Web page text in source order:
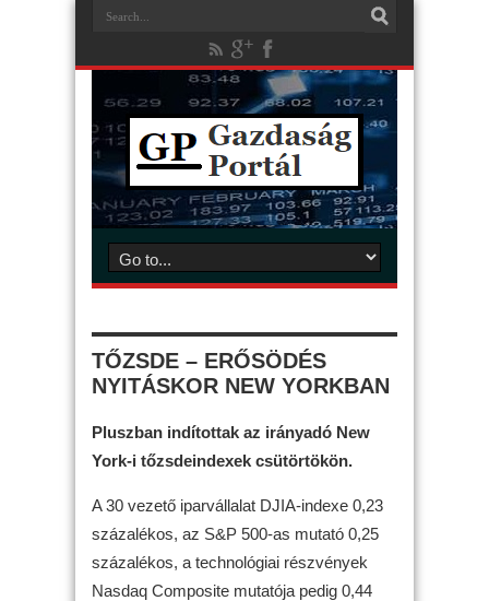
TŐZSDE – ERŐSÖDÉS
NYITÁSKOR NEW YORKBAN
Pluszban indítottak az irányadó New
York-i tőzsdeindexek csütörtökön.
A 30 vezető iparvállalat DJIA-indexe 0,23
százalékos, az S&P 500-as mutató 0,25
százalékos, a technológiai részvények
Nasdaq Composite mutatója pedig 0,44